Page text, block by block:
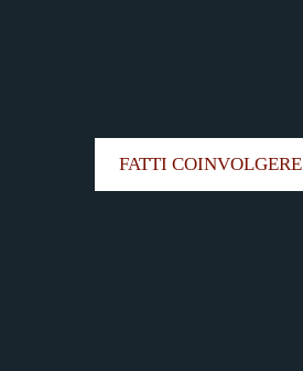
FATTI COINVOLGERE